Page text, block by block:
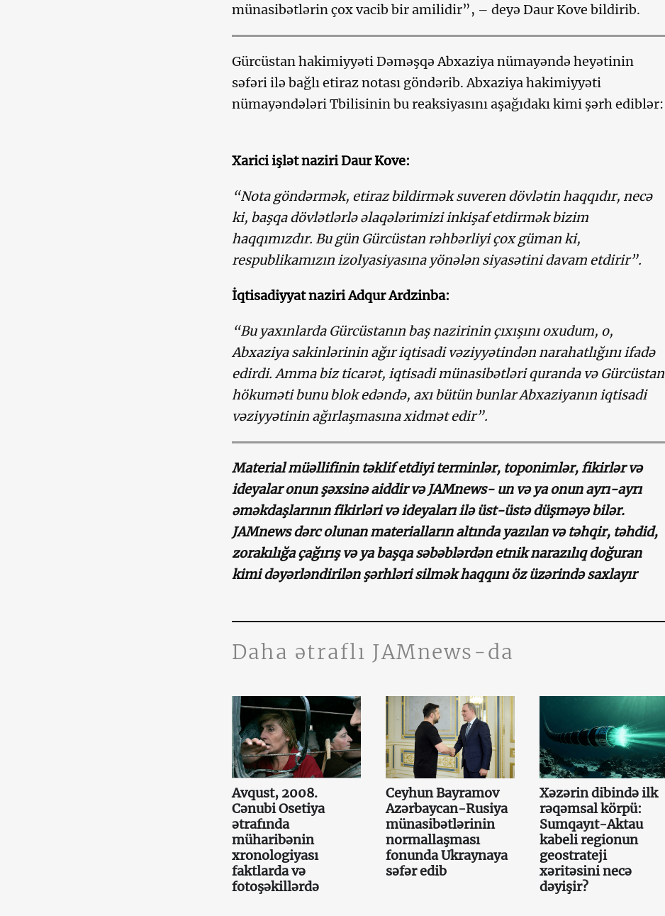
münasibətlərin çox vacib bir amilidir”, – deyə Daur Kove bildirib.
Gürcüstan hakimiyyəti Dəməşqə Abxaziya nümayəndə heyətinin
səfəri ilə bağlı etiraz notası göndərib. Abxaziya hakimiyyəti
nümayəndələri Tbilisinin bu reaksiyasını aşağıdakı kimi şərh ediblər:
Xarici işlət naziri Daur Kove:
“Nota göndərmək, etiraz bildirmək suveren dövlətin haqqıdır, necə
ki, başqa dövlətlərlə əlaqələrimizi inkişaf etdirmək bizim
haqqımızdır. Bu gün Gürcüstan rəhbərliyi çox güman ki,
respublikamızın izolyasiyasına yönələn siyasətini davam etdirir”.
İqtisadiyyat naziri Adqur Ardzinba:
“Bu yaxınlarda Gürcüstanın baş nazirinin çıxışını oxudum, o,
Abxaziya sakinlərinin ağır iqtisadi vəziyyətindən narahatlığını ifadə
edirdi. Amma biz ticarət, iqtisadi münasibətləri quranda və Gürcüstan
hökuməti bunu blok edəndə, axı bütün bunlar Abxaziyanın iqtisadi
vəziyyətinin ağırlaşmasına xidmət edir”.
Material müəllifinin təklif etdiyi terminlər, toponimlər, fikirlər və
ideyalar onun şəxsinə aiddir və JAMnews- un və ya onun ayrı-ayrı
əməkdaşlarının fikirləri və ideyaları ilə üst-üstə düşməyə bilər.
JAMnews dərc olunan materialların altında yazılan və təhqir, təhdid,
zorakılığa çağırış və ya başqa səbəblərdən etnik narazılıq doğuran
kimi dəyərləndirilən şərhləri silmək haqqını öz üzərində saxlayır
Daha ətraflı JAMnews-da
Avqust, 2008.
Cənubi Osetiya
ətrafında
müharibənin
xronologiyası
faktlarda və
fotoşəkillərdə
Ceyhun Bayramov
Azərbaycan-Rusiya
münasibətlərinin
normallaşması
fonunda Ukraynaya
səfər edib
Xəzərin dibində ilk
rəqəmsal körpü:
Sumqayıt-Aktau
kabeli regionun
geostrateji
xəritəsini necə
dəyişir?